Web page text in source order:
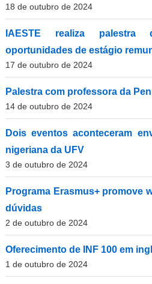
18 de outubro de 2024
IAESTE realiza palestra
oportunidades de estágio
17 de outubro de 2024
Palestra com professora da
14 de outubro de 2024
Dois eventos aconteceram
nigeriana da UFV
3 de outubro de 2024
Programa Erasmus+ promove
dúvidas
2 de outubro de 2024
Oferecimento de INF 100 em
1 de outubro de 2024